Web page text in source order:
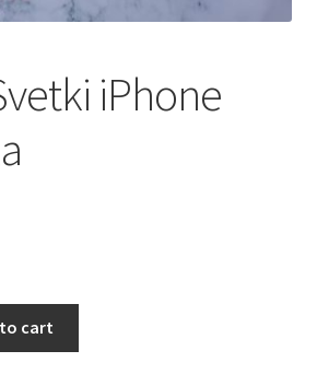
iPhone
cart